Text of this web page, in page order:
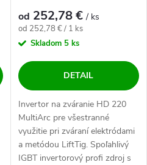
od 252,78 €/ ks
Jednotková cena:
od 252,78 € / 1 ks
Skladom 5 ks
DETAIL
Invertor na zváranie HD 220
MultiArc pre všestranné
využitie pri zváraní elektródami
a metódou LiftTig. Spoľahlivý
IGBT invertorový profi zdroj s